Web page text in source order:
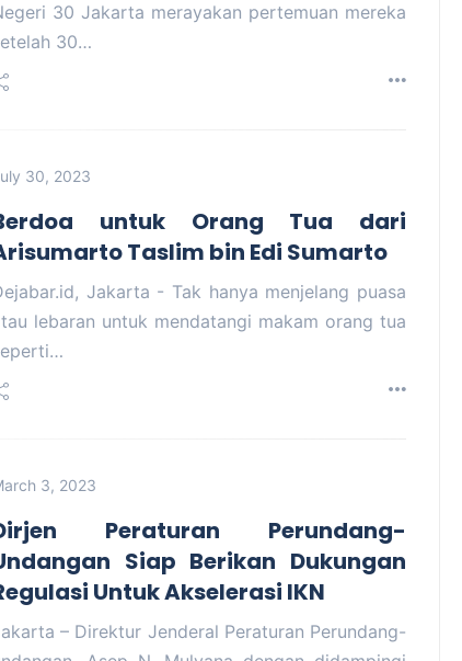
30 Jakarta merayakan pertemuan mereka
30…
30, 2023
untuk Orang Tua dari
Taslim bin Edi Sumarto
Jakarta - Tak hanya menjelang puasa
lebaran untuk mendatangi makam orang tua
3, 2023
Peraturan Perundang-
Siap Berikan Dukungan
Untuk Akselerasi IKN
– Direktur Jenderal Peraturan Perundang-